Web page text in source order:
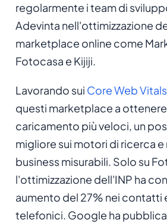
regolarmente i team di
Adevinta nell'ottimizzazione
marketplace online come
Fotocasa e Kijiji.
Lavorando sui Core Web Vitals
questi marketplace a
caricamento più veloci, un
migliore sui motori di ricerca e
business misurabili. Solo su
l'ottimizzazione dell'INP ha
aumento del 27% nei contatti
telefonici. Google ha